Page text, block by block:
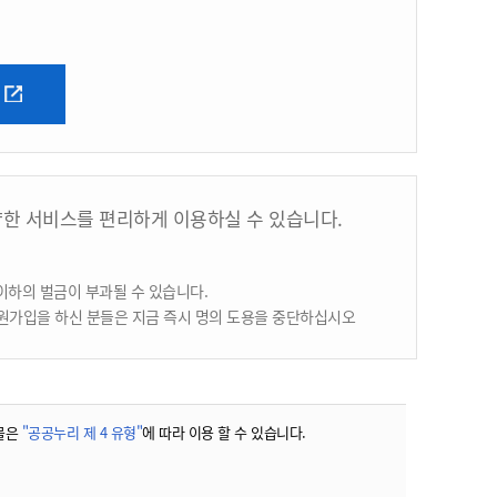
서비스를 편리하게 이용하실 수 있습니다.
의 벌금이 부과될 수 있습니다.
입을 하신 분들은 지금 즉시 명의 도용을 중단하십시오
은 "공공누리 제 4 유형"에 따라 이용 할 수 있습니다.